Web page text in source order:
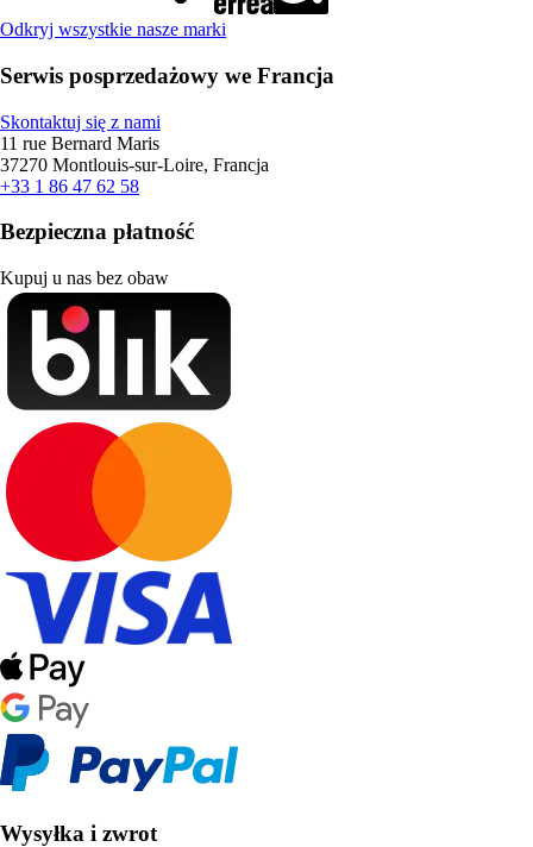
Odkryj wszystkie nasze marki
Serwis posprzedażowy we Francja
Skontaktuj się z nami
11 rue Bernard Maris
37270 Montlouis-sur-Loire, Francja
+33 1 86 47 62 58
Bezpieczna płatność
Kupuj u nas bez obaw
Wysyłka i zwrot